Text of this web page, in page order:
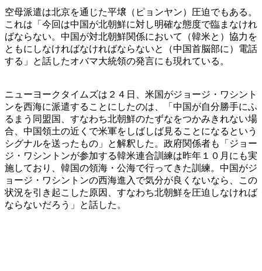
空母派遣は北京を通じた平壌（ピョンヤン）圧迫でもある。
これは「今回は中国が北朝鮮に対し明確な態度で臨まなけれ
ばならない。中国が対北朝鮮関係において（韓米と）協力を
ともにしなければなければならないと（中国首脳部に）電話
する」と話したオバマ大統領の発言にも現れている。
ニューヨークタイムズは２４日、米国がジョージ・ワシント
ンを西海に派遣することにしたのは、「中国が自分勝手にふ
るまう同盟国、すなわち北朝鮮のたずなをつかみきれない場
合、中国領土の近くで米軍をしばしば見ることになるという
シグナルを送ったもの」と解釈した。政府関係者も「ジョー
ジ・ワシントンが参加する韓米連合訓練は昨年１０月にも実
施しており、韓国の領海・公海で行ってきた訓練。中国がジ
ョージ・ワシントンの西海進入で気分が良くないなら、この
状況を引き起こした原因、すなわち北朝鮮を圧迫しなければ
ならないだろう」と話した。